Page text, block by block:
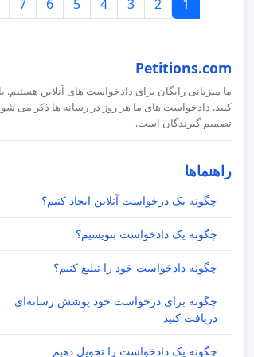
1
2
3
4
5
6
7
Petitions.com
ما میزبانی رایگان برای دادخواست های آنلاین
کنید. دادخواست های ما هر روز در رسانه ها ذکر می
تصمیم گیرندگان است.
راهنماها
چگونه یک درخواست آنلاین ایجاد کنیم؟
چگونه یک دادخواست بنویسیم؟
چگونه دادخواست خود را تبلیغ کنیم؟
چگونه برای درخواست خود پوشش رسانه‌ای
دریافت کنید
چگونه یک دادخواست را تحویل دهیم